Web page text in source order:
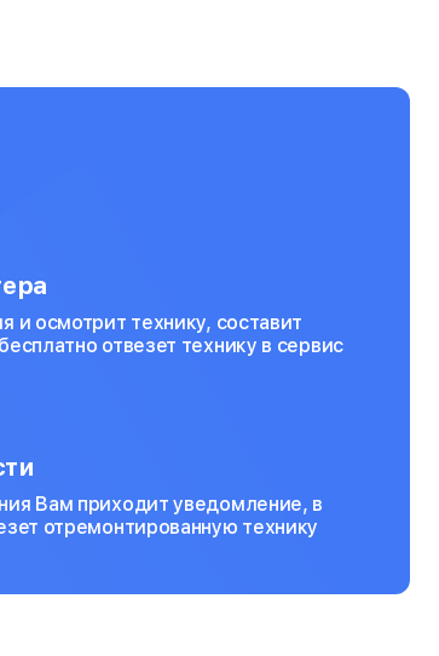
и осмотрит технику, составит
отвезет технику в сервис
Вам приходит уведомление, в
отремонтированную технику